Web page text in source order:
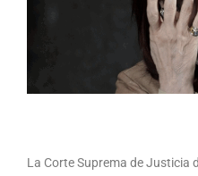
La Corte Suprema de Justicia